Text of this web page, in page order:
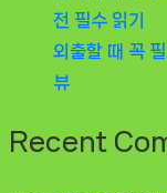
전 필수 읽기
외출할 때 꼭
뷰
Recent